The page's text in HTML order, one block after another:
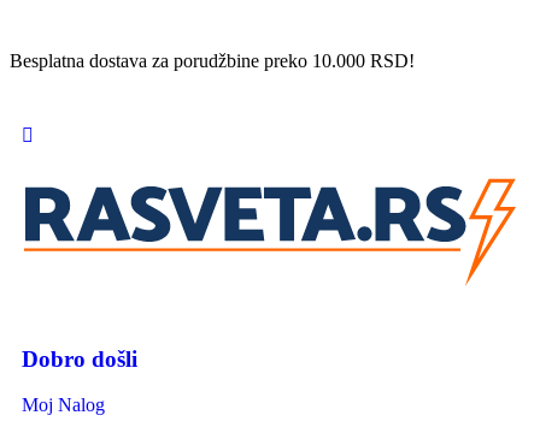
Besplatna dostava za porudžbine preko 10.000 RSD!
Dobro došli
Moj Nalog